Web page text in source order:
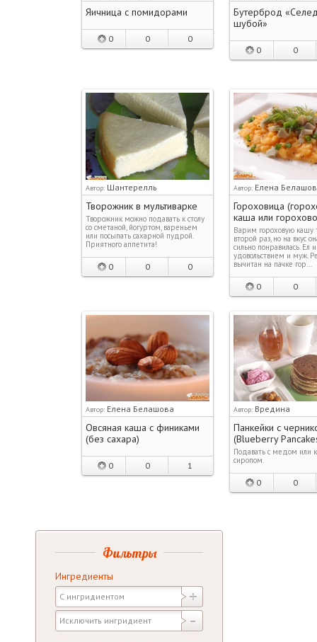
Яичница с помидорами
0 0 0
Бутерброд
шубой»
0 0
Автор: Шантерелль
Творожник в мультиварке
Творожник можно подавать к столу
со сметаной, йогуртом, вареньем
или посыпать сахарной пудрой.
Приятного аппетита!
0 0 0
Автор: Елена
Гороховица
каша или
Варим гороховую кашу
второй раз, но на вкус
сильно понравилась. Ел
удовольствием и муж.
вычитан на пачке гор…
0 0
Автор: Елена Белашова
Овсяная каша с финиками
(без сахара)
0 0 1
Автор: Вредина
Панкейки с
(Blueberry
Подавать с медом или
сиропом.
0 0
Фильтры
Ингредиенты